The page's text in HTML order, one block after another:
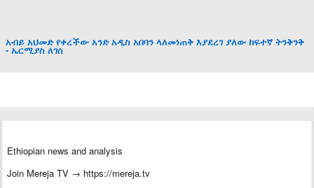
አብይ አህመድ የቀረችው አንድ አዲስ አበባን ላለመነጠቅ እያደረገ ያለው ከፍተኛ ትንቅንቅ
- ኤርሚያስ ለገሰ
Ethiopian news and analysis
Join Mereja TV → https://mereja.tv